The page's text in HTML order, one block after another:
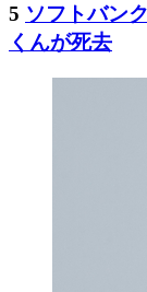
5 ソフトバン
くんが死去